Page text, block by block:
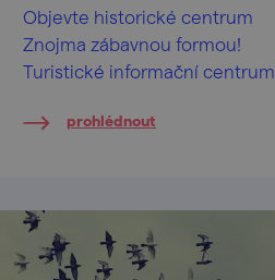
Objevte historické centrum
Znojma zábavnou formou!
Turistické informační centrum
letních prázdnin pravidelné
prohlédnout